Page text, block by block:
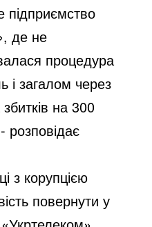
підприємство
де не
процедура
і загалом через
на 300
розповідає
з корупцією
повернути у